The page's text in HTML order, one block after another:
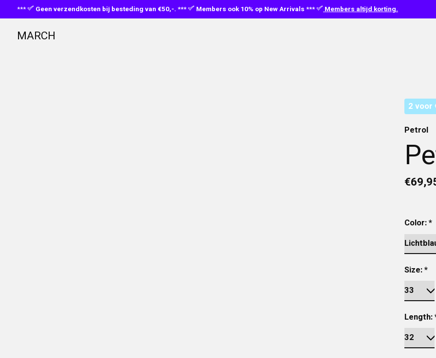
*** Geen verzendkosten bij besteding van €50,-. *** Members ook 10% op New Arrivals *** Members altijd korting.
MARCH
2 voor
Petrol
Color:*
Size:*
Length: